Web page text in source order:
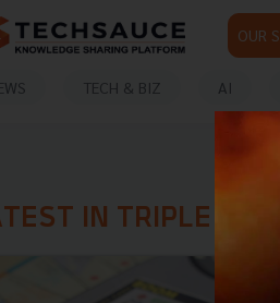
OUR
TECH & BIZ AI
IN TRIPLE P